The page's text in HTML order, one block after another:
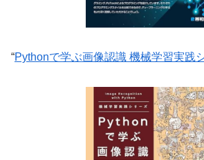
“Pythonで学ぶ画像認識 機械学習実践